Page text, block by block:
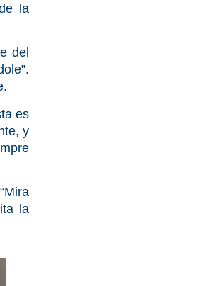
la
del
es
y
la